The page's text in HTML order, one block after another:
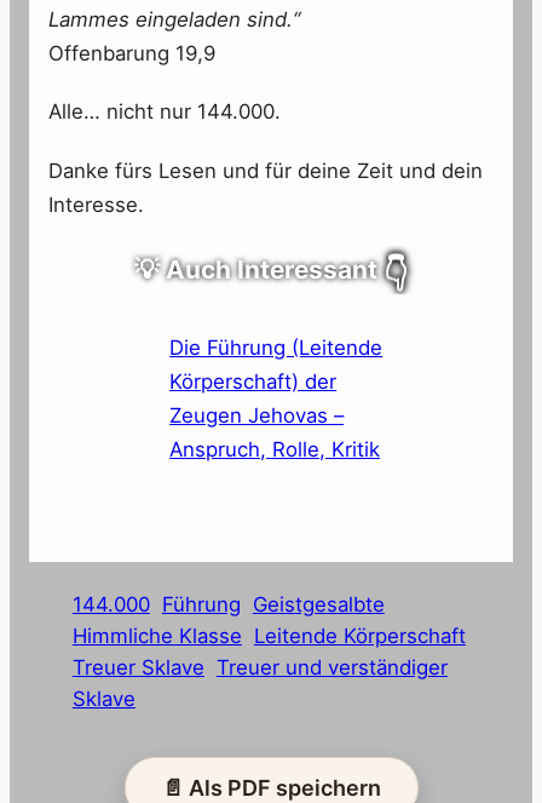
Lammes eingeladen sind.“
Offenbarung 19,9
Alle… nicht nur 144.000.
Danke fürs Lesen und für deine Zeit und dein
Interesse.
💡 Auch Interessant 👇
Die Führung (Leitende
Körperschaft) der
Zeugen Jehovas –
Anspruch, Rolle, Kritik
144.000 Führung Geistgesalbte
Himmliche Klasse Leitende Körperschaft
Treuer Sklave Treuer und verständiger
Sklave
📄 Als PDF speichern